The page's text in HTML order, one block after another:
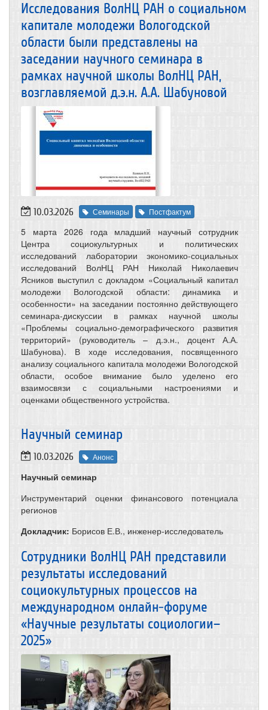
Исследования ВолНЦ РАН о социальном
капитале молодежи Вологодской
области были представлены на
заседании научного семинара в
рамках научной школы ВолНЦ РАН,
возглавляемой д.э.н. А.А. Шабуновой
10.03.2026 Семинары Постфактум
5 марта 2026 года младший научный сотрудник
Центра социокультурных и политических
исследований лаборатории экономико-социальных
исследований ВолНЦ РАН Николай Николаевич
Ясников выступил с докладом «Социальный капитал
молодежи Вологодской области: динамика и
особенности» на заседании постоянно действующего
семинара-дискуссии в рамках научной школы
«Проблемы социально-демографического развития
территорий» (руководитель – д.э.н., доцент А.А.
Шабунова). В ходе исследования, посвященного
анализу социального капитала молодежи Вологодской
области, особое внимание было уделено его
взаимосвязи с социальными настроениями и
оценками общественного устройства.
​Научный семинар
10.03.2026 Анонс
Научный семинар
Инструментарий оценки финансового потенциала
регионов
Докладчик: Борисов Е.В., инженер-исследователь
Сотрудники ВолНЦ РАН представили
результаты исследований
социокультурных процессов на
международном онлайн-форуме
«Научные результаты социологии–
2025»